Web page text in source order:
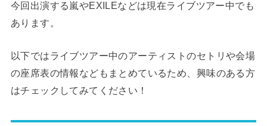
今回出演する嵐やEXILEなどは現在ライブツアー中でも
あります。
以下ではライブツアー中のアーティストのセトリや会場
の座席表の情報などもまとめているため、興味のある方
はチェックしてみてください！